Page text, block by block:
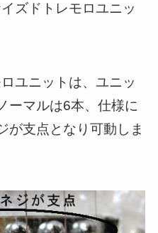
。
プルサイドウェ
ブソン社）
残ります。
ズドトレモロユニッ
ユニットは、ユニッ
ーマルは6本、仕様に
が支点となり可動しま